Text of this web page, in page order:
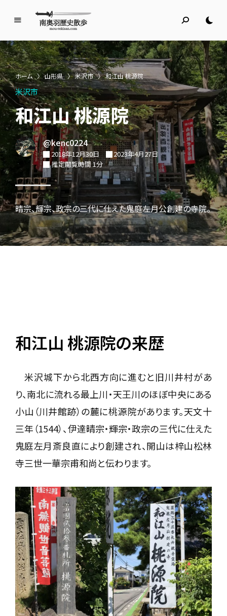
奥
羽
歴
史
散
歩
名所旧跡と館めぐり
ホーム 〉 山形県 〉 米沢市 〉 和江山 桃源院
米沢市
和江山 桃源院
@kenc0224
2018年12月30日
2023年4月27日
推定閲覧時間 1分
晴宗、輝宗、政宗の三代に仕えた鬼庭左月公創建の寺院。
和江山 桃源院の来歴
米沢城下から北西方向に進むと旧川井村があ
り、南北に流れる最上川・天王川のほぼ中央にある
小山（川井館跡）の麓に桃源院があります。天文十
三年（1544）、伊達晴宗・輝宗・政宗の三代に仕えた
鬼庭左月斎良直により創建され、開山は梓山松林
寺三世一華宗甫和尚と伝わります。